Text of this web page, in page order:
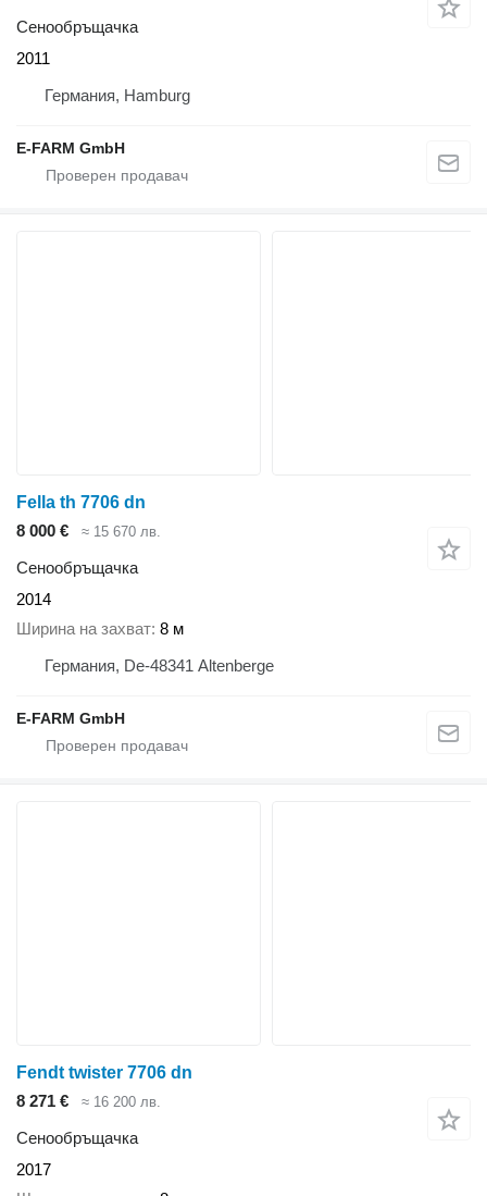
Сенообръщачка
2011
Германия, Hamburg
E-FARM GmbH
Fella th 7706 dn
8 000 €
≈ 15 670 лв.
Сенообръщачка
2014
Ширина на захват 8 м
Германия, De-48341 Altenberge
E-FARM GmbH
Fendt twister 7706 dn
8 271 €
≈ 16 200 лв.
Сенообръщачка
2017